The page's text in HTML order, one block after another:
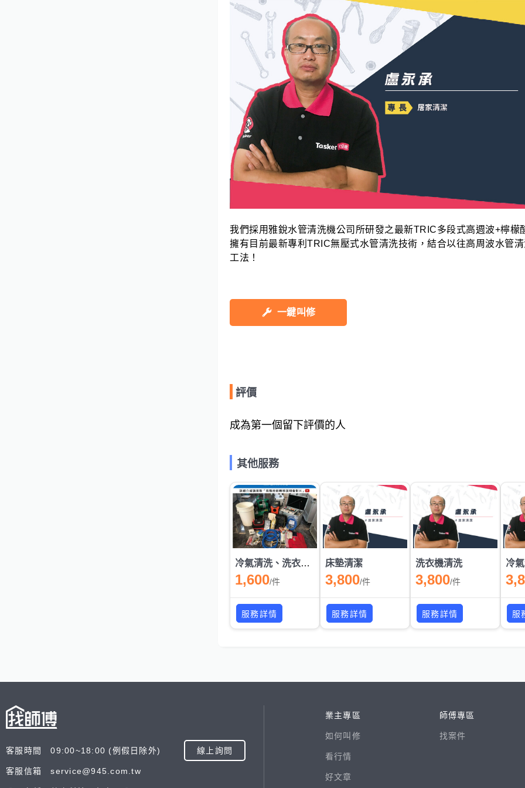
我們採用雅銳水管清洗機公司所研發之最新TRIC多段式高週波+檸檬
擁有目前最新專利TRIC無壓式水管清洗技術，結合以往高周波水管
工法！
一鍵叫修
評價
成為第一個留下評價的人
其他服務
冷氣清洗、洗衣機清洗、洗水塔、洗水管、洗除濕機、洗床墊、洗沙發、除塵蟎
1,600/件
服務詳情
床墊清潔
3,800/件
服務詳情
洗衣機清洗
3,800/件
服務詳情
冷
服
客服時間 09:00~18:00 (例假日除外) 線上詢問
客服信箱 service@945.com.tw
業主專區
如何叫修
看行情
好文章
師傅專區
找案件